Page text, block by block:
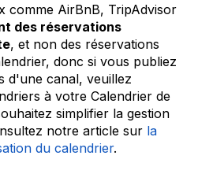
comme AirBnB, TripAdvisor
des réservations
, et non des réservations
donc si vous publiez
d'une canal, veuillez
à votre Calendrier de
simplifier la gestion
notre article sur la
du calendrier.